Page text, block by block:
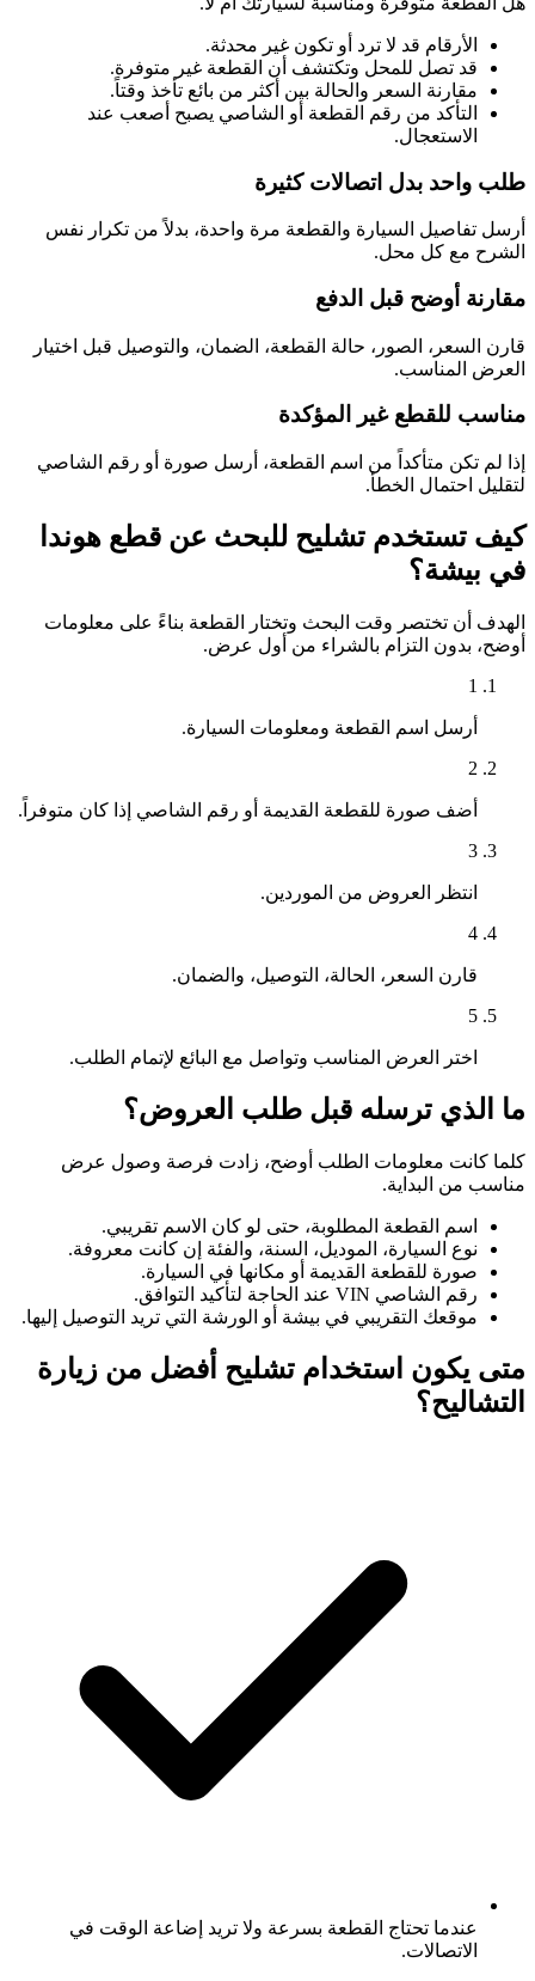
الأرقام قد لا ترد أو تكون غير محدثة.
قد تصل للمحل وتكتشف أن القطعة غير متوفرة.
مقارنة السعر والحالة بين أكثر من بائع تأخذ وقتاً.
التأكد من رقم القطعة أو الشاصي يصبح أصعب عند
الاستعجال.
طلب واحد بدل اتصالات كثيرة
أرسل تفاصيل السيارة والقطعة مرة واحدة، بدلاً من تكرار نفس
الشرح مع كل محل.
مقارنة أوضح قبل الدفع
قارن السعر، الصور، حالة القطعة، الضمان، والتوصيل قبل اختيار
العرض المناسب.
مناسب للقطع غير المؤكدة
إذا لم تكن متأكداً من اسم القطعة، أرسل صورة أو رقم الشاصي
لتقليل احتمال الخطأ.
كيف تستخدم تشليح للبحث عن قطع هوندا
في بيشة؟
الهدف أن تختصر وقت البحث وتختار القطعة بناءً على معلومات
أوضح، بدون التزام بالشراء من أول عرض.
1
أرسل اسم القطعة ومعلومات السيارة.
2
أضف صورة للقطعة القديمة أو رقم الشاصي إذا كان متوفراً.
3
انتظر العروض من الموردين.
4
قارن السعر، الحالة، التوصيل، والضمان.
5
اختر العرض المناسب وتواصل مع البائع لإتمام الطلب.
ما الذي ترسله قبل طلب العروض؟
كلما كانت معلومات الطلب أوضح، زادت فرصة وصول عرض
مناسب من البداية.
اسم القطعة المطلوبة، حتى لو كان الاسم تقريبي.
نوع السيارة، الموديل، السنة، والفئة إن كانت معروفة.
صورة للقطعة القديمة أو مكانها في السيارة.
رقم الشاصي VIN عند الحاجة لتأكيد التوافق.
موقعك التقريبي في بيشة أو الورشة التي تريد التوصيل إليها.
متى يكون استخدام تشليح أفضل من زيارة
التشاليح؟
عندما تحتاج القطعة بسرعة ولا تريد إضاعة الوقت في
الاتصالات.